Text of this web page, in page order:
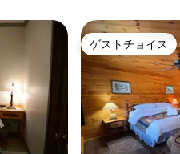
ゲストチョイス
ゲストチョイス